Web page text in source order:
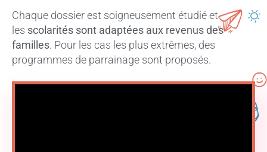
Chaque dossier est soigneusement étudié et
les scolarités sont adaptées aux revenus des
familles. Pour les cas les plus extrêmes, des
programmes de parrainage sont proposés.